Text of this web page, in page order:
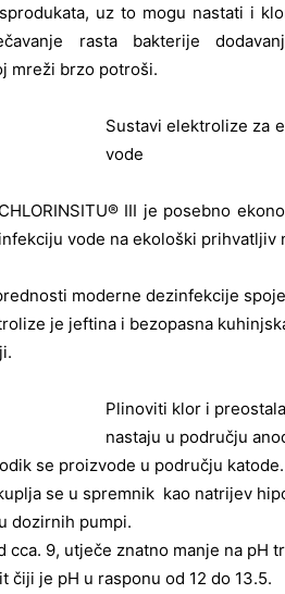
uz to mogu nastati i
rasta bakterije
mreži brzo potroši.
Sustavi elektrolize za
vode
III je posebno
vode na ekološki prihvatljiv
moderne dezinfekcije
je jeftina i bezopasna
Plinoviti klor i
nastaju u području
se proizvode u području
se u spremnik kao natrijev
dozirnih pumpi.
9, utječe znatno manje na pH
je pH u rasponu od 12 do 13.5.